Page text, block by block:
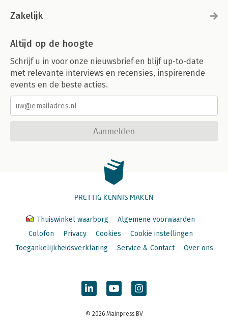
Zakelijk
Altijd op de hoogte
Schrijf u in voor onze nieuwsbrief en blijf up-to-date
met relevante interviews en recensies, inspirerende
events en de beste acties.
Aanmelden
PRETTIG KENNIS MAKEN
Thuiswinkel waarborg
Algemene voorwaarden
Colofon
Privacy Cookies
Cookie instellingen
Toegankelijkheidsverklaring
Service & Contact Over ons
© 2026 Mainpress BV